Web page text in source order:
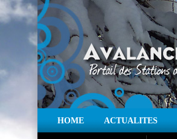
HOME ACTUALITES